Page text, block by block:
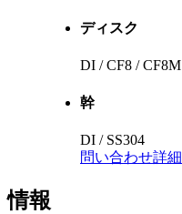
ディスク
DI / CF8 / CF8M
幹
DI / SS304
問い合わせ詳細
情報